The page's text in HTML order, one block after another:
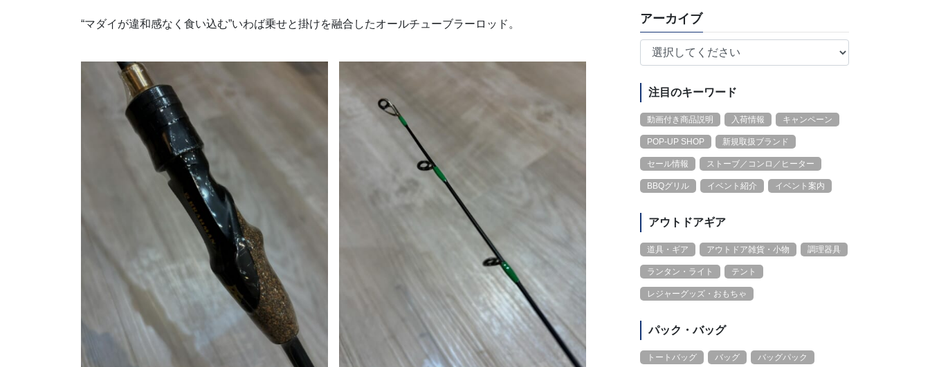
“マダイが違和感なく食い込む”いわば乗せと掛けを融合したオールチューブラーロッド。 アーカイブ
注目のキーワード
動画付き商品説明 入荷情報 キャンペーン
POP-UP SHOP 新規取扱ブランド
セール情報 ストーブ／コンロ／ヒーター
BBQグリル イベント紹介 イベント案内
アウトドアギア
道具・ギア アウトドア雑貨・小物 調理器具
ランタン・ライト テント
レジャーグッズ・おもちゃ
パック・バッグ
トートバッグ バッグ バッグパック